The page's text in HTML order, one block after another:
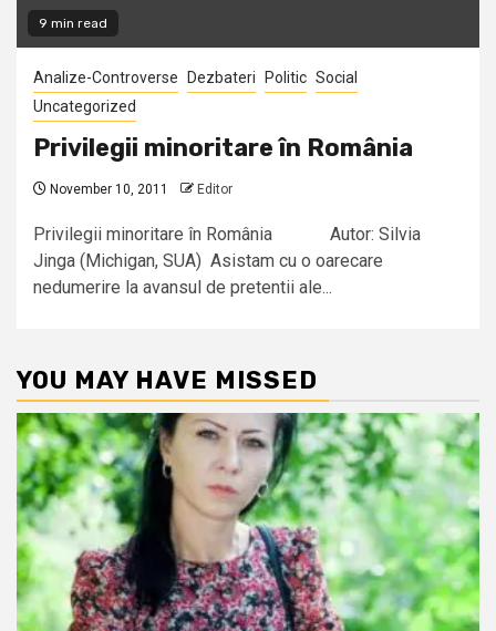
9 min read
Analize-Controverse Dezbateri Politic Social
Uncategorized
Privilegii minoritare în România
November 10, 2011 Editor
Privilegii minoritare în România Autor: Silvia
Jinga (Michigan, SUA) Asistam cu o oarecare
nedumerire la avansul de pretentii ale...
YOU MAY HAVE MISSED